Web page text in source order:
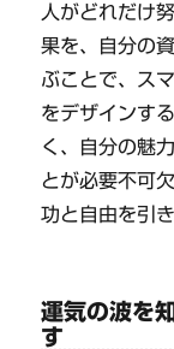
人がどれだけ
果を、自分の
ぶことで、ス
をデザインす
く、自分の魅
とが必要不可
功と自由を引
運気の波を
す